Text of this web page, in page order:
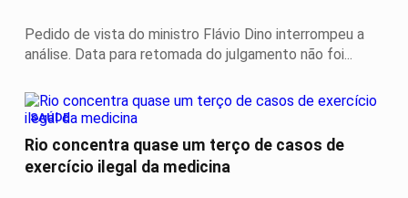
Pedido de vista do ministro Flávio Dino interrompeu a
análise. Data para retomada do julgamento não foi...
SAÚDE
Rio concentra quase um terço de casos de
exercício ilegal da medicina